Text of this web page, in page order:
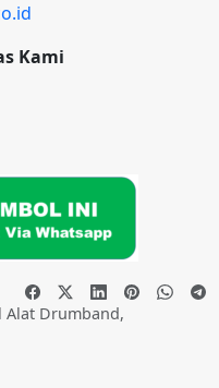
Kami
Alat Drumband,